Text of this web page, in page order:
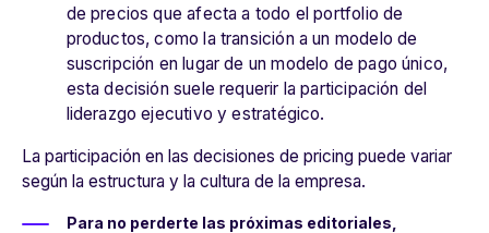
de precios que afecta a todo el portfolio de
productos, como la transición a un modelo de
suscripción en lugar de un modelo de pago único,
esta decisión suele requerir la participación del
liderazgo ejecutivo y estratégico.
La participación en las decisiones de pricing puede variar
según la estructura y la cultura de la empresa.
Para no perderte las próximas editoriales,